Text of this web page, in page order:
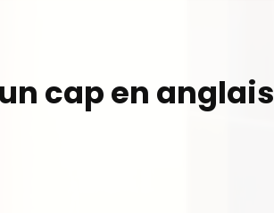
cap en anglais